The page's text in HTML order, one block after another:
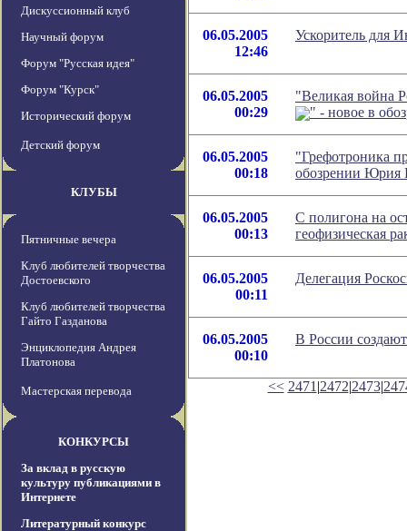
Дискуссионный клуб
Научный форум
Форум "Русская идея"
Форум "Курск"
Исторический форум
Детский форум
КЛУБЫ
Пятничные вечера
Клуб любителей творчества
Достоевского
Клуб любителей творчества
Гайто Газданова
Энциклопедия Андрея
Платонова
Мастерская перевода
КОНКУРСЫ
За вклад в русскую
культуру публикациями в
Интернете
Литературный конкурс
06.05.2005
12:46
Ускоритель для
06.05.2005
00:29
"Великая война
" - новое в
06.05.2005
00:18
"Грефотроника
обозрении Юрия
06.05.2005
00:13
С полигона на
геофизическая
06.05.2005
00:11
Делегация
06.05.2005
00:10
В России
<< 2471 |2472|2473|